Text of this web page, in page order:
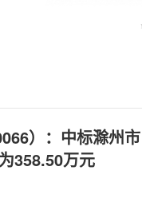
）：中标滁州
358.50万元